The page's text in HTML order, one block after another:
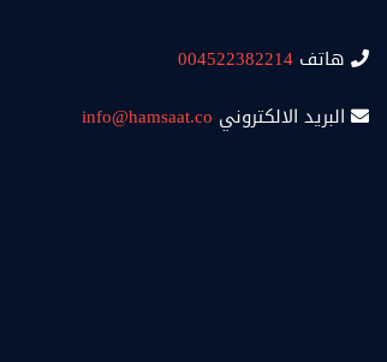
هاتف 004522382214
البريد الالكتروني info@hamsaat.co